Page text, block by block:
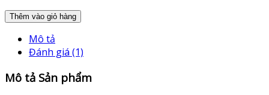
Thêm vào giỏ hàng
Mô tả
Đánh giá (1)
Mô tả Sản phẩm